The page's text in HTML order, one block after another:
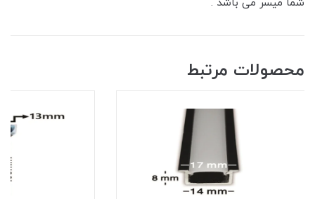
شما میسر می باشد .
محصولات مرتبط